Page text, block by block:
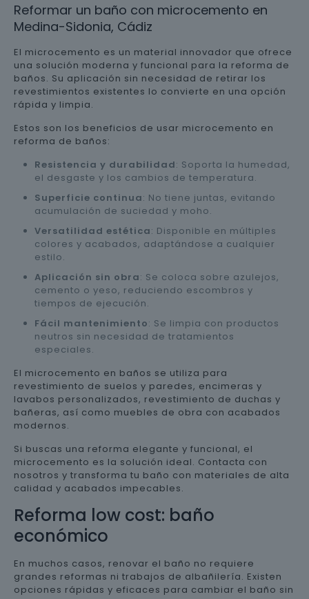
Reformar un baño con microcemento en
Medina-Sidonia, Cádiz
El microcemento es un material innovador que ofrece
una solución moderna y funcional para la reforma de
baños. Su aplicación sin necesidad de retirar los
revestimientos existentes lo convierte en una opción
rápida y limpia.
Estos son los beneficios de usar microcemento en
reforma de baños:
Resistencia y durabilidad: Soporta la humedad,
el desgaste y los cambios de temperatura.
Superficie continua: No tiene juntas, evitando
acumulación de suciedad y moho.
Versatilidad estética: Disponible en múltiples
colores y acabados, adaptándose a cualquier
estilo.
Aplicación sin obra: Se coloca sobre azulejos,
cemento o yeso, reduciendo escombros y
tiempos de ejecución.
Fácil mantenimiento: Se limpia con productos
neutros sin necesidad de tratamientos
especiales.
El microcemento en baños se utiliza para
revestimiento de suelos y paredes, encimeras y
lavabos personalizados, revestimiento de duchas y
bañeras, así como muebles de obra con acabados
modernos.
Si buscas una reforma elegante y funcional, el
microcemento es la solución ideal. Contacta con
nosotros y transforma tu baño con materiales de alta
calidad y acabados impecables.
Reforma low cost: baño
económico
En muchos casos, renovar el baño no requiere
grandes reformas ni trabajos de albañilería. Existen
opciones rápidas y eficaces para cambiar el baño sin